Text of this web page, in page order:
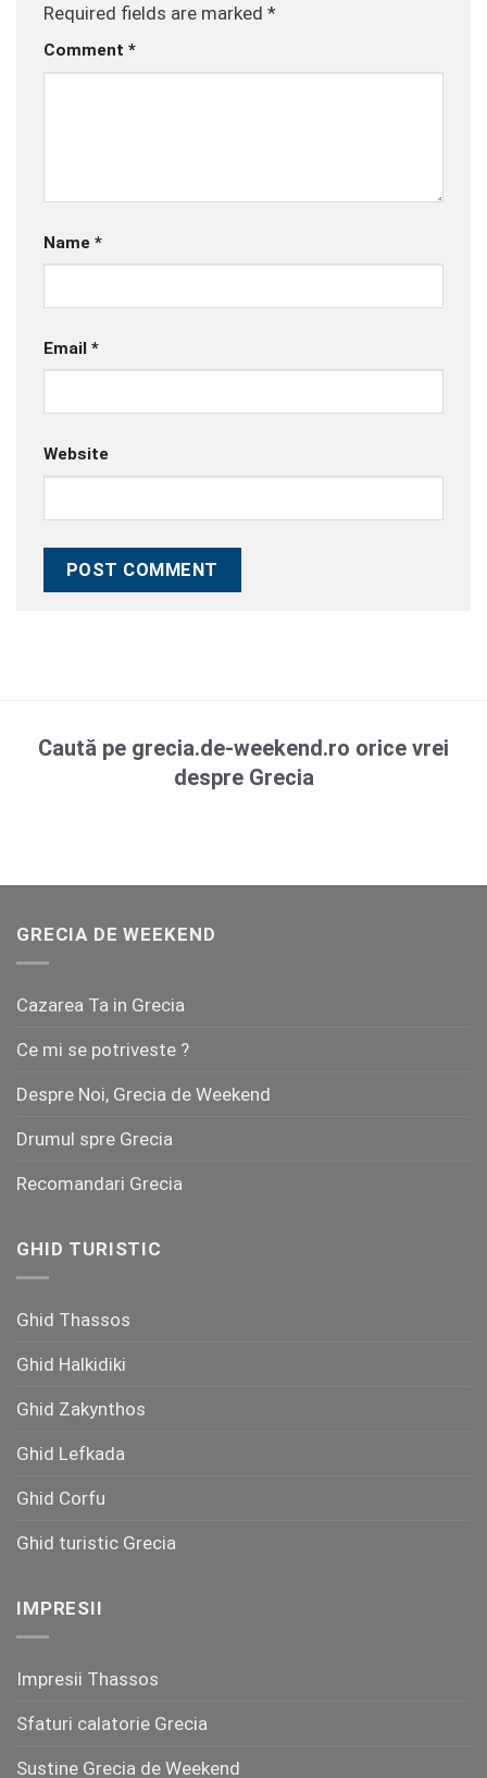
Required fields are marked *
Comment *
Name *
Email *
Website
Caută pe grecia.de-weekend.ro orice vrei
despre Grecia
GRECIA DE WEEKEND
Cazarea Ta in Grecia
Ce mi se potriveste ?
Despre Noi, Grecia de Weekend
Drumul spre Grecia
Recomandari Grecia
GHID TURISTIC
Ghid Thassos
Ghid Halkidiki
Ghid Zakynthos
Ghid Lefkada
Ghid Corfu
Ghid turistic Grecia
IMPRESII
Impresii Thassos
Sfaturi calatorie Grecia
Sustine Grecia de Weekend